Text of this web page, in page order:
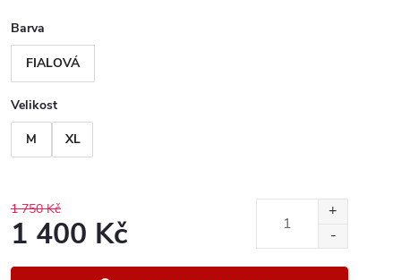
Barva
FIALOVÁ
Velikost
M
XL
1 750 Kč
1 400 Kč